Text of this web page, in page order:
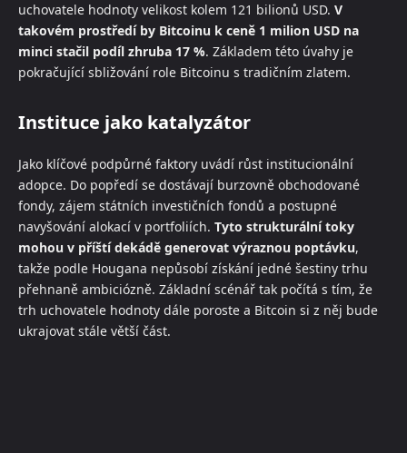
uchovatele hodnoty velikost kolem 121 bilionů USD. V
takovém prostředí by Bitcoinu k ceně 1 milion USD na
minci stačil podíl zhruba 17 %. Základem této úvahy je
pokračující sbližování role Bitcoinu s tradičním zlatem.
Instituce jako katalyzátor
Jako klíčové podpůrné faktory uvádí růst institucionální
adopce. Do popředí se dostávají burzovně obchodované
fondy, zájem státních investičních fondů a postupné
navyšování alokací v portfoliích. Tyto strukturální toky
mohou v příští dekádě generovat výraznou poptávku,
takže podle Hougana nepůsobí získání jedné šestiny trhu
přehnaně ambiciózně. Základní scénář tak počítá s tím, že
trh uchovatele hodnoty dále poroste a Bitcoin si z něj bude
ukrajovat stále větší část.